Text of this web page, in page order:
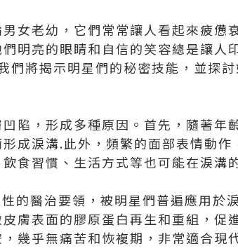
女老幼，它們常常讓人看起來疲憊
明亮的眼睛和自信的笑容總是讓人
們將揭示明星們的秘密技能，並探
陷，形成多種原因。首先，隨著年
成淚溝.此外，頻繁的面部表情動
食習慣、生活方式等也可能在淚溝
的醫治要領，被明星們普遍應用於
膚表面的膠原蛋白再生和重組，促
幾乎無痛苦和恢複期，非常適合現